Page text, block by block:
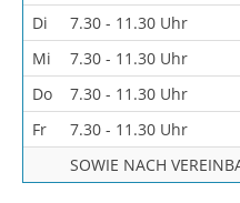
Di
7.30 - 11.30 Uhr
Mi
7.30 - 11.30 Uhr
Do
7.30 - 11.30 Uhr
Fr
7.30 - 11.30 Uhr
SOWIE NACH